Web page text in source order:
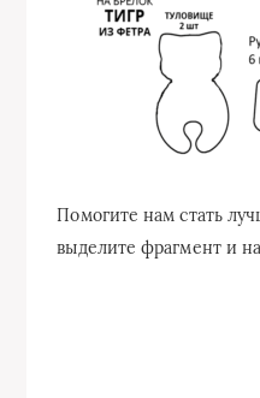
Помогите нам стать
выделите фрагмент и